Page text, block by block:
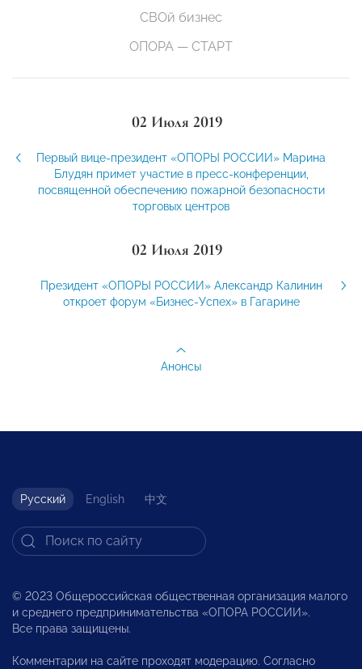
СВОй бизнес
ОПОРА — СТАРТ
02 Июля 2019
Первый вице-президент «ОПОРЫ РОССИИ» Марина
Блудян примет участие в пресс-конференции,
посвященной обеспечению пожарной безопасности
торговых центров
02 Июля 2019
Президент «ОПОРЫ РОССИИ» Александр Калинин
откроет форум «Бизнес-Успех» в Гагарине
Анонсы
Русский English 中文
© 2023 Общероссийская общественная организация малого
и среднего предпринимательства «ОПОРА РОССИИ».
Все права защищены.
Комментарии на сайте проходят модерацию. Согласно